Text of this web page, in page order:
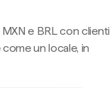
e BRL con clienti
un locale, in